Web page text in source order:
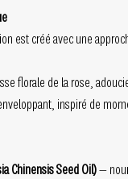
est créé avec une
florale de la rose,
inspiré de
Chinensis Seed Oil)—